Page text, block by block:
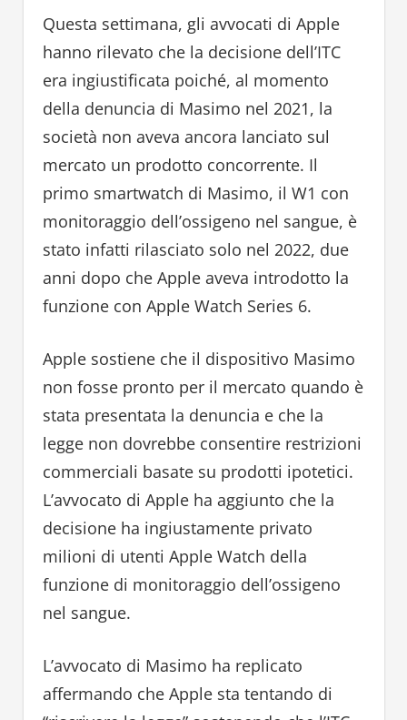
Questa settimana, gli avvocati di Apple
hanno rilevato che la decisione dell’ITC
era ingiustificata poiché, al momento
della denuncia di Masimo nel 2021, la
società non aveva ancora lanciato sul
mercato un prodotto concorrente. Il
primo smartwatch di Masimo, il W1 con
monitoraggio dell’ossigeno nel sangue, è
stato infatti rilasciato solo nel 2022, due
anni dopo che Apple aveva introdotto la
funzione con Apple Watch Series 6.
Apple sostiene che il dispositivo Masimo
non fosse pronto per il mercato quando è
stata presentata la denuncia e che la
legge non dovrebbe consentire restrizioni
commerciali basate su prodotti ipotetici.
L’avvocato di Apple ha aggiunto che la
decisione ha ingiustamente privato
milioni di utenti Apple Watch della
funzione di monitoraggio dell’ossigeno
nel sangue.
L’avvocato di Masimo ha replicato
affermando che Apple sta tentando di